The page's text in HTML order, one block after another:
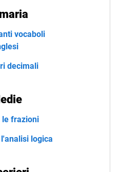
vocaboli
decimali
le frazioni
logica